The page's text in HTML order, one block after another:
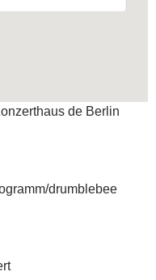
de Berlin
drumblebee